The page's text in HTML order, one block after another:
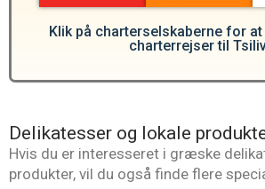
Klik på charterselskaberne for
charterrejser til
Delikatesser og lokale
Hvis du er interesseret i græske
produkter, vil du også finde flere